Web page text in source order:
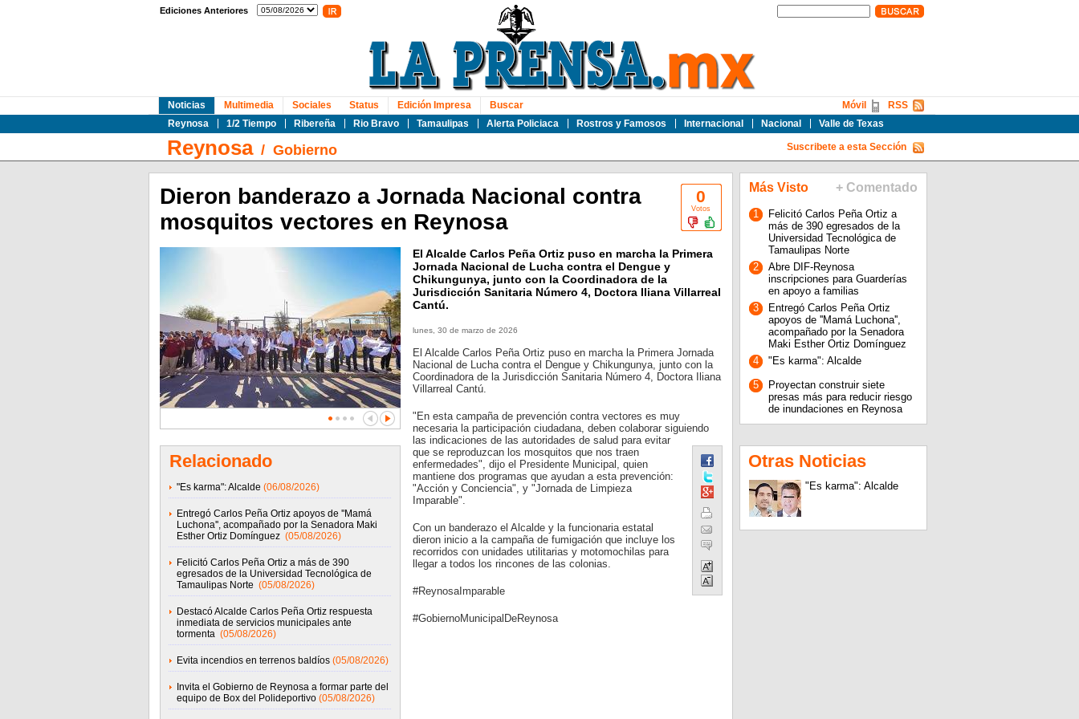
Ediciones Anteriores
Noticias
Reynosa
1/2 Tiempo Ribereña Rio Bravo Tamaulipas Alerta Policiaca Rostros y Famosos Internacional Nacional Valle de Texas
Multimedia Sociales Status Edición Impresa Buscar RSS
Móvil
Reynosa/ Gobierno Suscribete a esta Sección
0
Votos
Dieron banderazo a Jornada Nacional contra
mosquitos vectores en Reynosa
Relacionado
"Es karma": Alcalde (06/08/2026)
Entregó Carlos Peña Ortiz apoyos de ''Mamá
Luchona'', acompañado por la Senadora Maki
Esther Ortiz Domínguez (05/08/2026)
Felicitó Carlos Peña Ortiz a más de 390
egresados de la Universidad Tecnológica de
Tamaulipas Norte (05/08/2026)
Destacó Alcalde Carlos Peña Ortiz respuesta
inmediata de servicios municipales ante
tormenta (05/08/2026)
Evita incendios en terrenos baldíos (05/08/2026)
Invita el Gobierno de Reynosa a formar parte del
equipo de Box del Polideportivo (05/08/2026)
El Alcalde Carlos Peña Ortiz puso en marcha la Primera
Jornada Nacional de Lucha contra el Dengue y
Chikungunya, junto con la Coordinadora de la
Jurisdicción Sanitaria Número 4, Doctora Iliana Villarreal
Cantú.
lunes, 30 de marzo de 2026
El Alcalde Carlos Peña Ortiz puso en marcha la Primera Jornada
Nacional de Lucha contra el Dengue y Chikungunya, junto con la
Coordinadora de la Jurisdicción Sanitaria Número 4, Doctora Iliana
Villarreal Cantú.
"En esta campaña de prevención contra vectores es muy
necesaria la participación ciudadana, deben colaborar siguiendo
las indicaciones de las autoridades de salud para evitar
que se reproduzcan los mosquitos que nos traen
enfermedades", dijo el Presidente Municipal, quien
mantiene dos programas que ayudan a esta prevención:
"Acción y Conciencia", y "Jornada de Limpieza
Imparable".
Con un banderazo el Alcalde y la funcionaria estatal
dieron inicio a la campaña de fumigación que incluye los
recorridos con unidades utilitarias y motomochilas para
llegar a todos los rincones de las colonias.
#ReynosaImparable
#GobiernoMunicipalDeReynosa
Más Visto + Comentado
1
Felicitó Carlos Peña Ortiz a
más de 390 egresados de la
Universidad Tecnológica de
Tamaulipas Norte
2
Abre DIF-Reynosa
inscripciones para Guarderías
en apoyo a familias
3
Entregó Carlos Peña Ortiz
apoyos de ''Mamá Luchona'',
acompañado por la Senadora
Maki Esther Ortiz Domínguez
4
"Es karma": Alcalde
5
Proyectan construir siete
presas más para reducir riesgo
de inundaciones en Reynosa
Otras Noticias
"Es karma": Alcalde